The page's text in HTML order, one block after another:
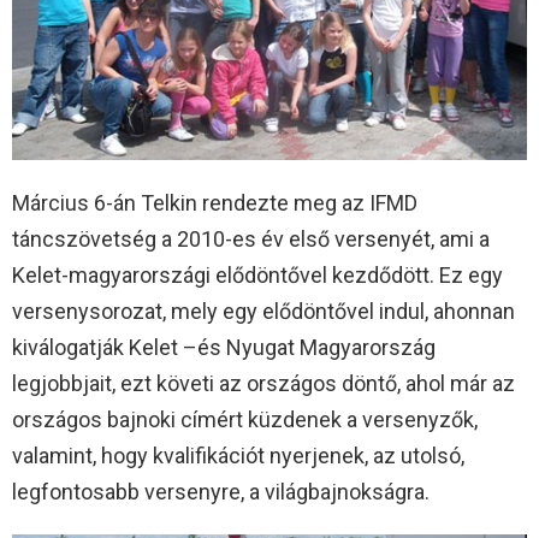
Március 6-án Telkin rendezte meg az IFMD
táncszövetség a 2010-es év első versenyét, ami a
Kelet-magyarországi elődöntővel kezdődött. Ez egy
versenysorozat, mely egy elődöntővel indul, ahonnan
kiválogatják Kelet –és Nyugat Magyarország
legjobbjait, ezt követi az országos döntő, ahol már az
országos bajnoki címért küzdenek a versenyzők,
valamint, hogy kvalifikációt nyerjenek, az utolsó,
legfontosabb versenyre, a világbajnokságra.